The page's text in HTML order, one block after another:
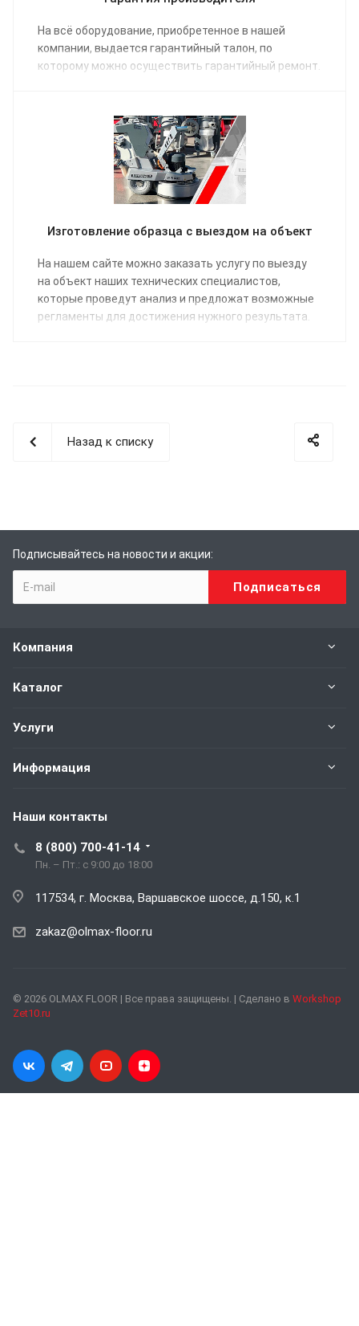
На всё оборудование, приобретенное в нашей
компании, выдается гарантийный талон, по
которому можно осуществить гарантийный ремонт.
Изготовление образца с выездом на объект
На нашем сайте можно заказать услугу по выезду
на объект наших технических специалистов,
которые проведут анализ и предложат возможные
регламенты для достижения нужного результата.
Назад к списку
Подписывайтесь на новости и акции:
Компания
Каталог
Услуги
Информация
Наши контакты
8 (800) 700-41-14
Пн. – Пт.: с 9:00 до 18:00
117534, г. Москва, Варшавское шоссе, д.150, к.1
zakaz@olmax-floor.ru
© 2026 OLMAX FLOOR | Все права защищены. | Сделано в Workshop
Zet10.ru